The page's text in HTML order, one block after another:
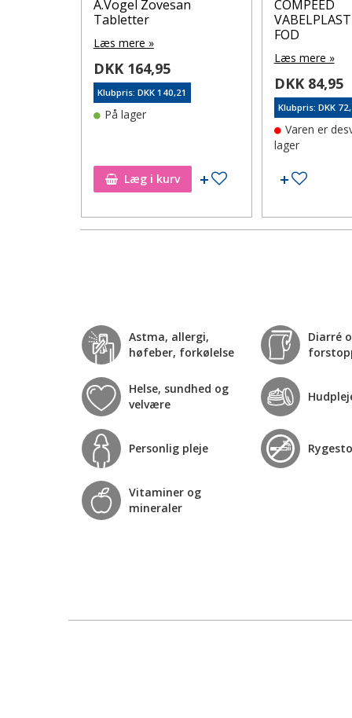
Tilføj til ønskeseddel
A.Vogel Zovesan
Tabletter
Læs mere »
DKK 164,95
Klubpris: DKK 140,21
På lager
Læg i kurv Tilføj til ønskeseddel
COMPEED
FOD
Læs mere »
DKK 84,95
Klubpris: DKK
Varen er
lager
Tilføj til
Astma, allergi,
høfeber, forkølelse
Diarré
Helse, sundhed og
velvære
Personlig pleje
Vitaminer og
mineraler